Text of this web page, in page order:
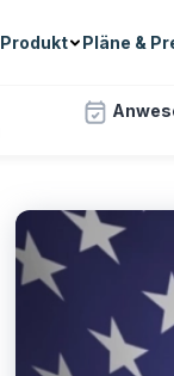
Produkt Pläne &